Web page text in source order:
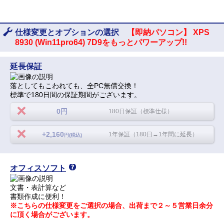
仕様変更とオプションの選択
【即納パソコン】 XPS
8930 (Win11pro64) 7D9をもっとパワーアップ!!
延長保証
落としてもこわれても、全PC無償交換！
標準で180日間の保証期間がございます。
0円 180日保証（標準仕様）
+2,160 円(税込) 1年保証（180日→1年間に延長）
オフィスソフト
文書・表計算など
書類作成に便利！
※こちらの仕様変更をご選択の場合、出荷まで２～５営業日余分
に頂く場合がございます。